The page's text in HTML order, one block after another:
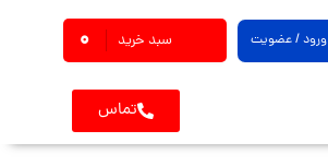
ورود / عضویت سبد خرید 0
تماس